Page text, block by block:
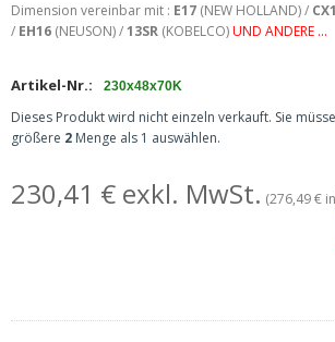
Dimension vereinbar mit : E17(NEW HOLLAND) /
/ EH16(NEUSON) /13SR(KOBELCO) UND ANDERE ...
Artikel-Nr.: 230x48x70K
Dieses Produkt wird nicht einzeln verkauft. Sie
größere 2Menge als 1 auswählen.
230,41 € exkl. MwSt. (276,49 €